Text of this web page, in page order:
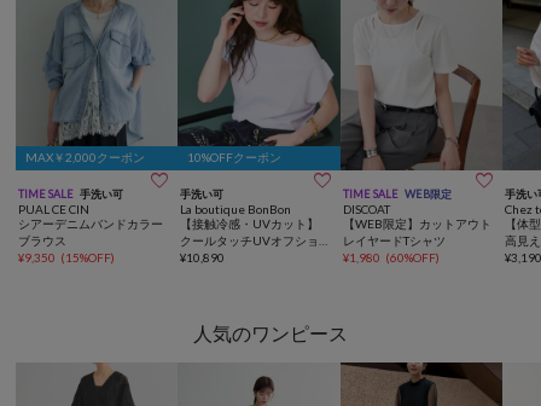
MAX￥2,000クーポン
TIME SALE 手洗い可 
PUAL CE CIN
シアーデニムバンドカラー
ブラウス
¥9,350 (15%OFF)
10%OFFクーポン
手洗い可 
La boutique BonBon
【接触冷感・UVカット】
クールタッチUVオフショ
ルフレンチニット
¥10,890
TIME SALE WEB限定 
DISCOAT
【WEB限定】カットアウト
レイヤードTシャツ
¥1,980 (60%OFF)
手洗い
Chez
【体
高見
ラウス
¥
人気のワンピース